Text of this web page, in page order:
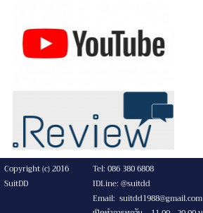
Copyright (c) 2016
Tel: 086 380 6808
SuitDD
IDLine: @suitdd
Email: suitdd1988@gmail.com